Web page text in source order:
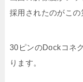
採用されたのがこの
30ピンのDockコネ
ります。